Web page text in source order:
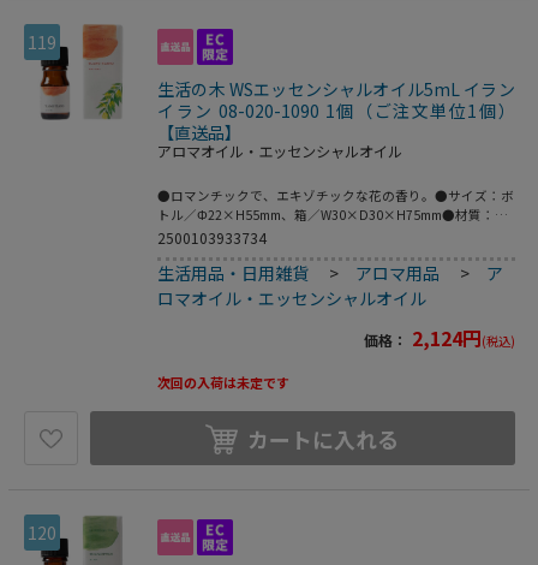
119
生活の木 WSエッセンシャルオイル5mL イラン
イラン 08-020-1090 1個（ご注文単位1個）
【直送品】
アロマオイル・エッセンシャルオイル
●ロマンチックで、エキゾチックな花の香り。●サイズ：ボ
トル／Φ22×H55mm、箱／W30×D30×H75mm●材質：ボ
トル／ガラス、キャップ・ドロッパー／プラ●おすすめブレ
者様向け商品です。●こちらの商品は取寄せ商品となり納期
が長期間かかる可能性がございます。また、ご発注後のキャ
ンセルは対応いたしかねますので予めご了承ください。
2500103933734
生活用品・日用雑貨 > アロマ用品 > ア
ロマオイル・エッセンシャルオイル
価格： 2,124円(税込)
次回の入荷は未定です
カートに入れる
120